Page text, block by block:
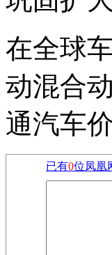
在全球
动混合
通汽车
已有0位凤凰